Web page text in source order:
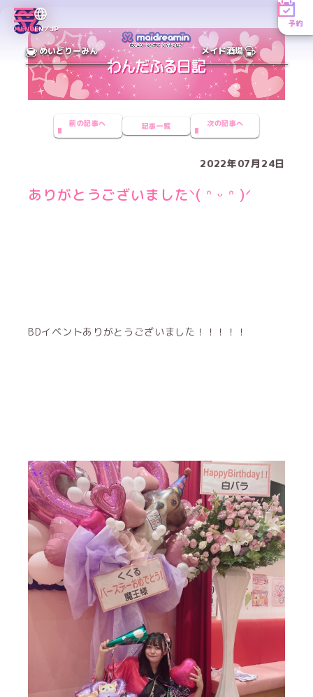
MENUEN／JP
予約
めいどりーみん メイド酒場
前の記事へ 記事一覧 次の記事へ
2022年07月24日
ありがとうございましたᐠ( ᐢ ᵕ ᐢ )ᐟ
BDイベントありがとうございました！！！！！